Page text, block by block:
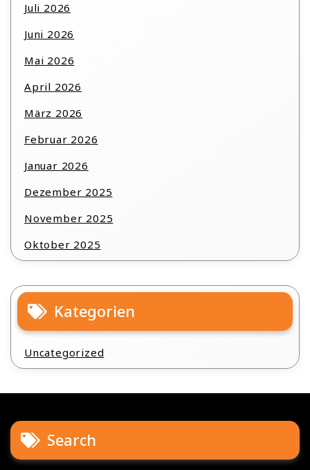
Juli 2026
Juni 2026
Mai 2026
April 2026
März 2026
Februar 2026
Januar 2026
Dezember 2025
November 2025
Oktober 2025
Kategorien
Uncategorized
Search